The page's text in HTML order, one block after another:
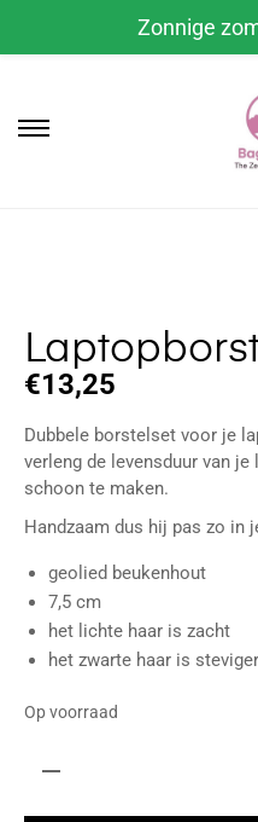
€13,25
Dubbele borstelset voor je
verleng de levensduur van
schoon te maken.
Handzaam dus hij pas zo in
geolied beukenhout
7,5 cm
het lichte haar is zacht
het zwarte haar is steviger
Op voorraad
Zonnige